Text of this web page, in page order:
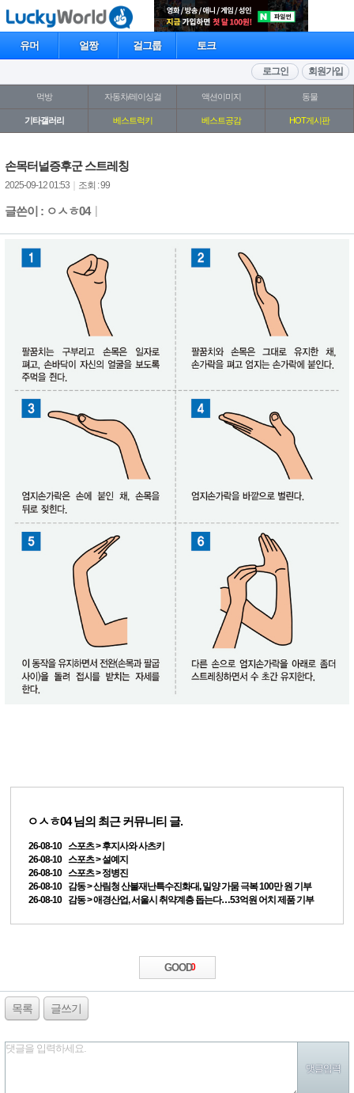
유머 얼짱 걸그룹 토크
회원가입
로그인
먹방 자동차/레이싱걸 액션이미지 동물
기타갤러리 베스트럭키 베스트공감 HOT게시판
손목터널증후군 스트레칭
2025-09-12 01:53 조회 : 99
글쓴이 : ㅇㅅㅎ04｜
ㅇㅅㅎ04님의 최근 커뮤니티 글.
26-08-10 스포츠 > 후지사와 사츠키
26-08-10 스포츠 > 설예지
26-08-10 스포츠 > 정병진
26-08-10 감동 > 산림청 산불재난특수진화대, 밀양 가뭄 극복 100만 원 기부
26-08-10 감동 > 애경산업, 서울시 취약계층 돕는다…53억원 어치 제품 기부
GOOD0
목록 글쓰기
댓글을 입력하세요.